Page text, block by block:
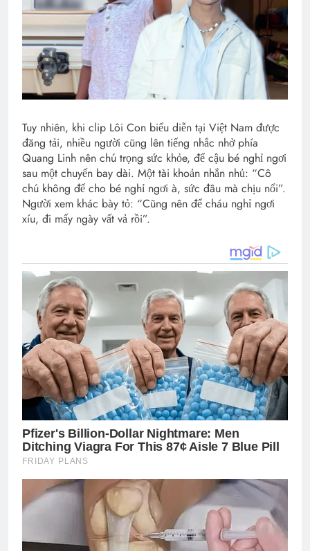
Tuy nhiên, khi clip Lôi Con biểu diễn tại Việt Nam được
đăng tải, nhiều người cũng lên tiếng nhắc nhở phía
Quang Linh nên chú trọng sức khỏe, để cậu bé nghỉ ngơi
sau một chuyến bay dài. Một tài khoản nhắn nhủ: “Cô
chú không để cho bé nghỉ ngơi à, sức đâu mà chịu nổi”.
Người xem khác bày tỏ: “Cũng nên để cháu nghỉ ngơi
xíu, đi mấy ngày vất vả rồi”.